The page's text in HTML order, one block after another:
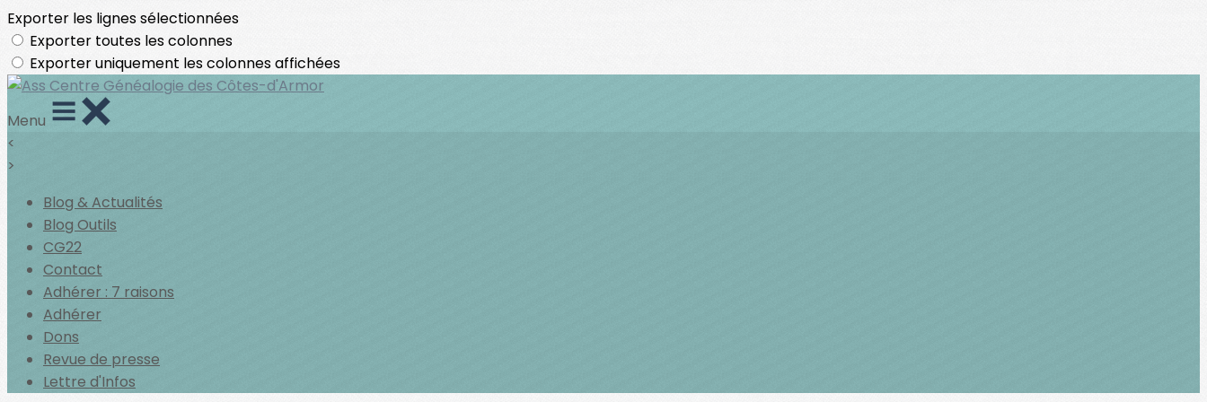
Exporter les lignes sélectionnées
Exporter toutes les colonnes
Exporter uniquement les colonnes affichées
Menu
<
>
Blog & Actualités
Blog Outils
CG22
Contact
Adhérer : 7 raisons
Adhérer
Dons
Revue de presse
Lettre d'Infos